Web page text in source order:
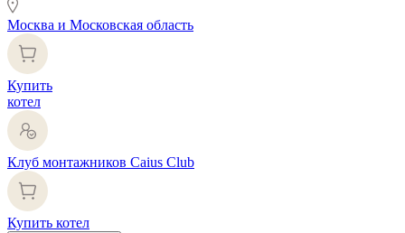
Москва и Московская область
Купить
котел
Клуб монтажников Caius Club
Купить котел